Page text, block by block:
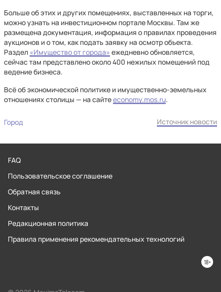
Больше об этих и других помещениях, выставленных на торги,
можно узнать на инвестиционном портале Москвы. Там же
размещена документация, информация о правилах проведения
аукционов и о том, как подать заявку на осмотр объекта.
Раздел «Имущество от города» ежедневно обновляется,
сейчас там представлено около 400 нежилых помещений под
ведение бизнеса.
Всё об экономической политике и имущественно-земельных
отношениях столицы — на сайтеeconomy.mos.ru.
Город Источник новости
FAQ
Пользовательское соглашение
Обратная связь
Контакты
Редакционная политика
Правила применения рекомендательных технологий